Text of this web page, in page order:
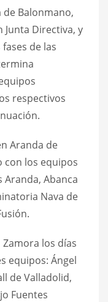
de Balonmano,
Directiva, y
de las
respectivos
Aranda de
con los equipos
Aranda, Abanca
Nava de
Zamora los días
equipos: Ángel
de Valladolid,
Fuentes